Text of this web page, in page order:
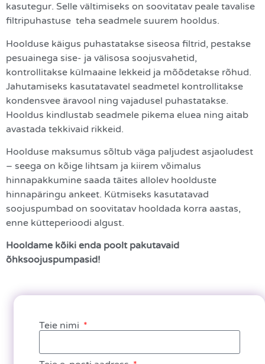
kasutegur. Selle vältimiseks on soovitatav peale tavalise
filtripuhastuse teha seadmele suurem hooldus.
Hoolduse käigus puhastatakse siseosa filtrid, pestakse
pesuainega sise- ja välisosa soojusvahetid,
kontrollitakse külmaaine lekkeid ja mõõdetakse rõhud.
Jahutamiseks kasutatavatel seadmetel kontrollitakse
kondensvee äravool ning vajadusel puhastatakse.
Hooldus kindlustab seadmele pikema eluea ning aitab
avastada tekkivaid rikkeid.
Hoolduse maksumus sõltub väga paljudest asjaoludest
– seega on kõige lihtsam ja kiirem võimalus
hinnapakkumine saada täites allolev hoolduste
hinnapäringu ankeet. Kütmiseks kasutatavad
soojuspumbad on soovitatav hooldada korra aastas,
enne kütteperioodi algust.
Hooldame kõiki enda poolt pakutavaid
õhksoojuspumpasid!
Teie nimi